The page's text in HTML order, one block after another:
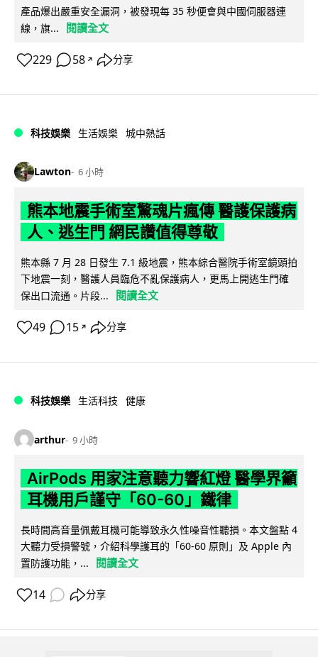
產品爆出嚴重安全漏洞，被發現每 35 秒便會與中國伺服器連
線，旗...
閱讀全文
229 58 ↗ 分享
科技娛樂 生活娛樂 城中熱話
Lawton 6 小時
熊本地震手術室驚魂片瘋傳 醫護保護病
人、逃生門 網民讚值得尊敬
熊本縣 7 月 28 日發生 7.1 級地震，熊本綜合醫院手術室鏡頭拍
下地震一刻，醫護人員臨危不亂保護病人，更馬上開逃生門確
保出口流通。片段...
閱讀全文
49 15 ↗ 分享
科技娛樂 生活科技 健康
arthur 9 小時
AirPods 用家注意聽力響紅燈 醫學界籲
耳機用戶謹守「60-60」鐵律
長時間高音量佩戴耳機可能導致永久性噪音性聽損。本文盤點 4
大聽力受損警號，介紹科學護耳的「60-60 原則」及 Apple 內
置防護功能，...
閱讀全文
14 分享